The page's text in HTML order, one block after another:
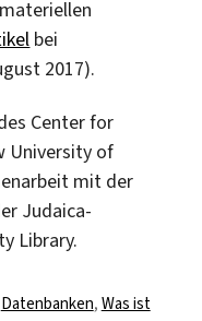
bei
2017).
Center for
University of
mit der
Judaica-
Library.
Kategorien
Datenbanken, Was ist